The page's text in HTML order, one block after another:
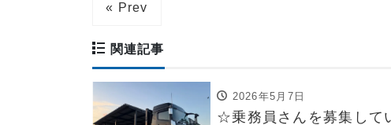
« Prev
関連記事
2026年5月7日
☆乗務員さんを募集して